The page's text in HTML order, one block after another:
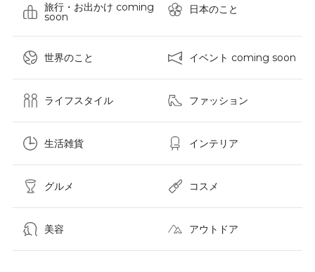
旅行・お出かけ coming
soon
日本のこと
世界のこと イベント coming soon
ライフスタイル ファッション
生活雑貨 インテリア
グルメ コスメ​
美容 アウトドア